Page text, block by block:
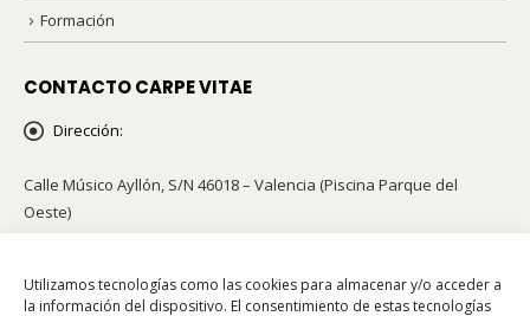
Utilizamos tecnologías como las cookies para almacenar y/o acceder a
la información del dispositivo. El consentimiento de estas tecnologías
Formación
CONTACTO CARPE VITAE
Dirección:
Calle Músico Ayllón, S/N 46018 – Valencia (Piscina Parque del
Oeste)
Email:info@carpevitae.org